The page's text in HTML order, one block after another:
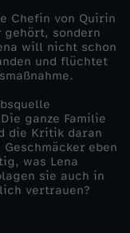
Chefin von Quirin
sondern
will nicht schon
und flüchtet
ganze Familie
die Kritik daran
eben
was Lena
sie auch in
vertrauen?